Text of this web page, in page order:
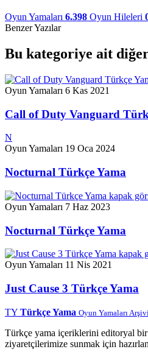
Oyun Yamaları 6.398 Oyun Hileleri
Benzer Yazılar
Bu kategoriye ait
Oyun Yamaları 6 Kas 2021
Call of Duty Vanguard
N
Oyun Yamaları 19 Oca 2024
Nocturnal Türkçe Yama
Oyun Yamaları 7 Haz 2023
Nocturnal Türkçe Yama
Oyun Yamaları 11 Nis 2021
Just Cause 3 Türkçe Yama
TY Türkçe Yama Oyun Yamaları Arşivi
Türkçe yama içeriklerini editoryal bir
ziyaretçilerimize sunmak için